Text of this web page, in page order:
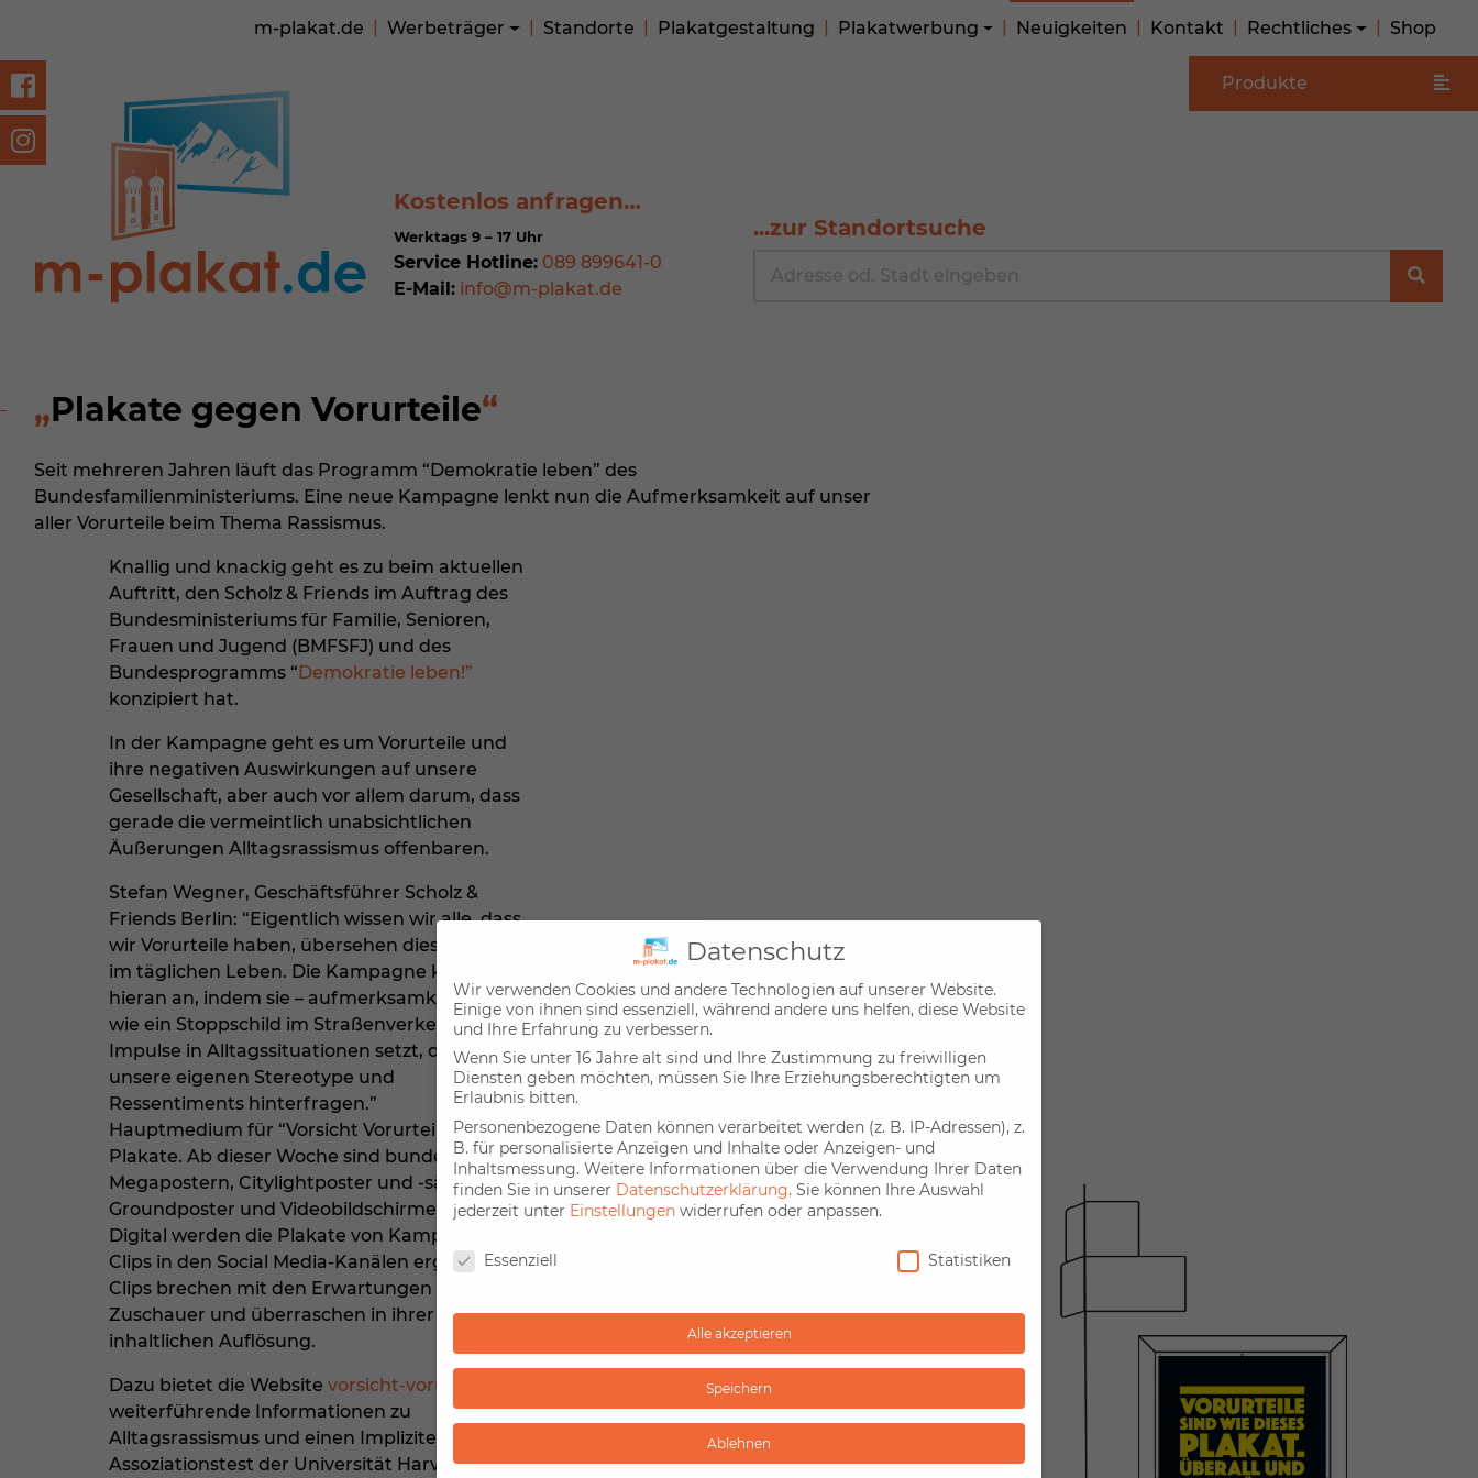
m-plakat.de Werbeträger Standorte Plakatgestaltung Plakatwerbung Neuigkeiten Kontakt Rechtliches Shop
Produkte
...zur Standortsuche
Kostenlos anfragen…
Werktags 9 – 17 Uhr
Service Hotline: 089 899641-0
E-Mail: info@m-plakat.de
Plakate gegen Vorurteile
Seit mehreren Jahren läuft das Programm “Demokratie leben” des
Bundesfamilienministeriums. Eine neue Kampagne lenkt nun die Aufmerksamkeit auf unser
aller Vorurteile beim Thema Rassismus.
Knallig und knackig geht es zu beim aktuellen
Auftritt, den Scholz & Friends im Auftrag des
Bundesministeriums für Familie, Senioren,
Frauen und Jugend (BMFSFJ) und des
Bundesprogramms “Demokratie leben!”
konzipiert hat.
In der Kampagne geht es um Vorurteile und
ihre negativen Auswirkungen auf unsere
Gesellschaft, aber auch vor allem darum, dass
gerade die vermeintlich unabsichtlichen
Äußerungen Alltagsrassismus offenbaren.
Stefan Wegner, Geschäftsführer Scholz &
Friends Berlin: “Eigentlich wissen wir alle, dass
wir Vorurteile haben, übersehen dies aber oft
im täglichen Leben. Die Kampagne knüpft
hieran an, indem sie – aufmerksamkeitsstark
wie ein Stoppschild im Straßenverkehr –
Impulse in Alltagssituationen setzt, damit wir
unsere eigenen Stereotype und
Ressentiments hinterfragen.”
Hauptmedium für “Vorsicht Vorurteile” sind
Plakate. Ab dieser Woche sind bundesweit
Megapostern, Citylightposter und -säulen,
Groundposter und Videobildschirme gebucht.
Digital werden die Plakate von Kampagnen-
Clips in den Social Media-Kanälen ergänzt. Die
Clips brechen mit den Erwartungen der
Zuschauer und überraschen in ihrer
inhaltlichen Auflösung.
Dazu bietet die Website vorsicht-vorurteile.de
weiterführende Informationen zu
Alltagsrassismus und einen Impliziten
Assoziationstest der Universität Harvard (IAT).
Datenschutz
Wir verwenden Cookies und andere Technologien auf unserer Website.
Einige von ihnen sind essenziell, während andere uns helfen, diese Website
und Ihre Erfahrung zu verbessern.
Wenn Sie unter 16 Jahre alt sind und Ihre Zustimmung zu freiwilligen
Diensten geben möchten, müssen Sie Ihre Erziehungsberechtigten um
Erlaubnis bitten.
Personenbezogene Daten können verarbeitet werden (z. B. IP-Adressen), z.
B. für personalisierte Anzeigen und Inhalte oder Anzeigen- und
Inhaltsmessung. Weitere Informationen über die Verwendung Ihrer Daten
finden Sie in unserer Datenschutzerklärung. Sie können Ihre Auswahl
jederzeit unter Einstellungen widerrufen oder anpassen.
Essenziell Statistiken
Alle akzeptieren
Speichern
Ablehnen